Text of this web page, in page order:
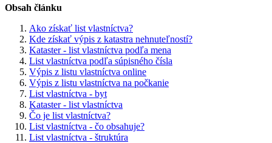
Obsah článku
Ako získať list vlastníctva?
Kde získať výpis z katastra nehnuteľností?
Kataster - list vlastníctva podľa mena
List vlastníctva podľa súpisného čísla
Výpis z listu vlastníctva online
Výpis z listu vlastníctva na počkanie
List vlastníctva - byt
Kataster - list vlastníctva
Čo je list vlastníctva?
List vlastníctva - čo obsahuje?
List vlastníctva - štruktúra